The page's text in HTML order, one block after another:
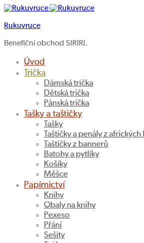
Rukuvruce
Benefiční obchod SIRIRI.
Úvod
Trička
Dámská trička
Dětská trička
Pánská trička
Tašky a taštičky
Tašky
Taštičky a penály z afrických
Taštičky z bannerů
Batohy a pytlíky
Košíky
Měšce
Papírnictví
Knihy
Obaly na knihy
Pexeso
Přání
Sešity